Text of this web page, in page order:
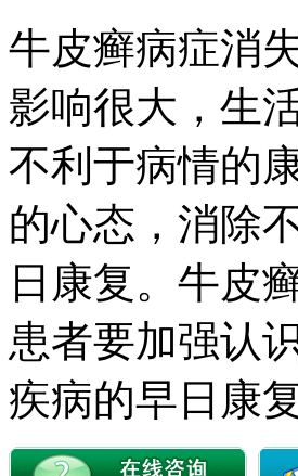
牛皮癣病症消
影响很大，生
不利于病情的
的心态，消除
日康复。牛皮
患者要加强认
疾病的早日康复